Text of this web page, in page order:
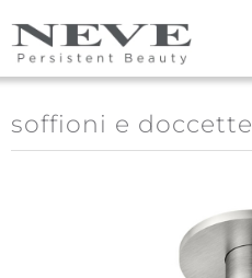
Skip to main content
soffioni e doccette